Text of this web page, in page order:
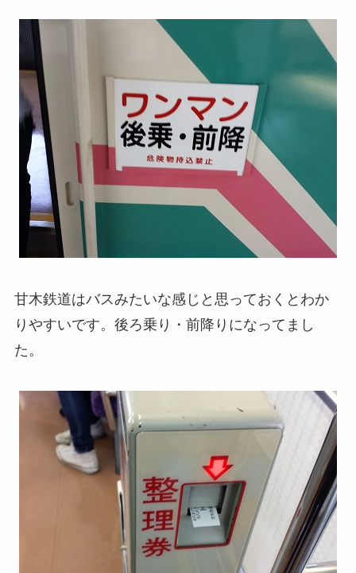
甘木鉄道はバスみたいな感じと思っておくとわか
りやすいです。後ろ乗り・前降りになってまし
た。